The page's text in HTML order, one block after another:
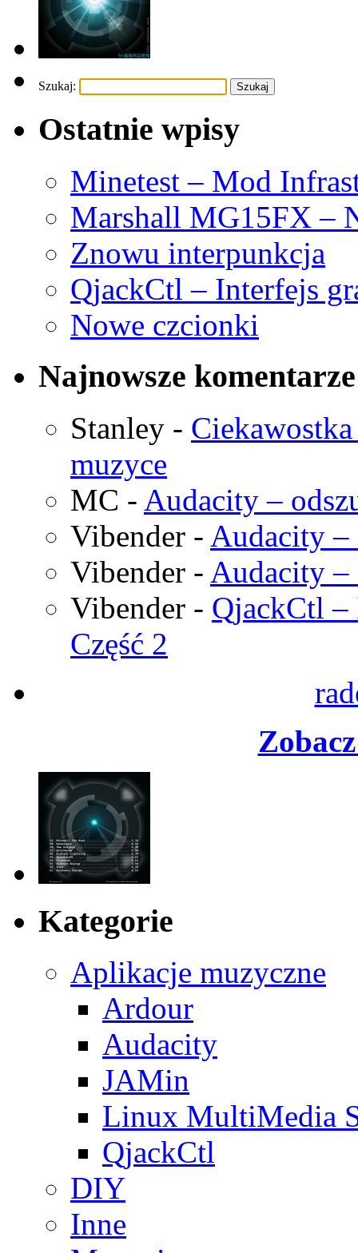
Szukaj:
Ostatnie wpisy
Minetest – Mod
Marshall MG15FX –
Znowu interpunkcja
QjackCtl – Interfejs
Nowe czcionki
Najnowsze komentarze
Stanley -
muzyce
MC - Audacity –
Vibender - Audacity –
Vibender - Audacity –
Vibender - QjackCtl –
Część 2
Kategorie
Aplikacje muzyczne
Ardour
Audacity
JAMin
Linux MultiMedia
QjackCtl
DIY
Inne